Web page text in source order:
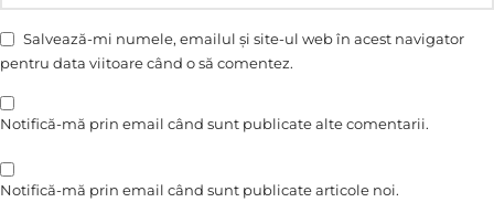
Salvează-mi numele, emailul și site-ul web în acest navigator
pentru data viitoare când o să comentez.
Notifică-mă prin email când sunt publicate alte comentarii.
Notifică-mă prin email când sunt publicate articole noi.